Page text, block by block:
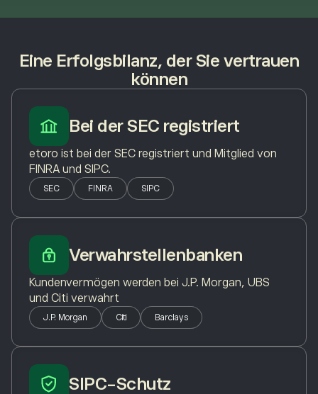
Eine Erfolgsbilanz, der Sie vertrauen
können
Bei der SEC registriert
etoro ist bei der SEC registriert und Mitglied von
FINRA und SIPC.
SEC FINRA SIPC
Verwahrstellenbanken
Kundenvermögen werden bei J.P. Morgan, UBS
und Citi verwahrt
J.P. Morgan Citi Barclays
SIPC-Schutz